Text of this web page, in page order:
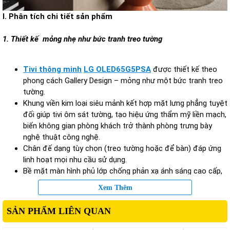
I. Phân tích chi tiết sản phẩm
1. Thiết kế mỏng nhẹ như bức tranh treo tường
Tivi thông minh LG OLED65G5PSA được thiết kế theo
phong cách Gallery Design – mỏng như một bức tranh treo
tường.
Khung viền kim loại siêu mảnh kết hợp mặt lưng phẳng tuyệt
đối giúp tivi ôm sát tường, tạo hiệu ứng thẩm mỹ liền mạch,
biến không gian phòng khách trở thành phòng trưng bày
nghệ thuật công nghệ.
Chân đế dạng tùy chọn (treo tường hoặc để bàn) đáp ứng
linh hoạt mọi nhu cầu sử dụng.
Bề mặt màn hình phủ lớp chống phản xạ ánh sáng cao cấp,
hạn chế chói gương khi xem ban ngày, đồng thời bảo vệ mắt
hiệu quả hơn trong môi trường sáng mạnh.
Xem Thêm
SẢN PHẨM LIÊN QUAN